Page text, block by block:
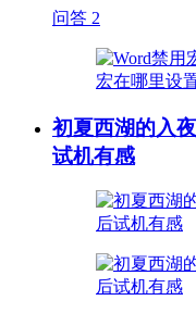
问答 2
初夏西湖的入
试机有感